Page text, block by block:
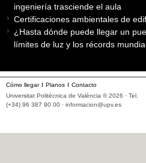
ingeniería trasciende el aula
Certificaciones ambientales de
¿Hasta dónde puede llegar un
límites de luz y los récords
Cómo llegar Planos
Contacto
Universitat Politècnica de València © 2026 · Tel.
(+34) 96 387 90 00 · informacion@upv.es